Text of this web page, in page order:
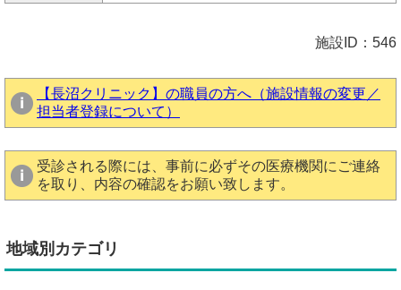
施設ID：546
【長沼クリニック】の職員の方へ（施設情報の変更／
担当者登録について）
受診される際には、事前に必ずその医療機関にご連絡
を取り、内容の確認をお願い致します。
地域別カテゴリ